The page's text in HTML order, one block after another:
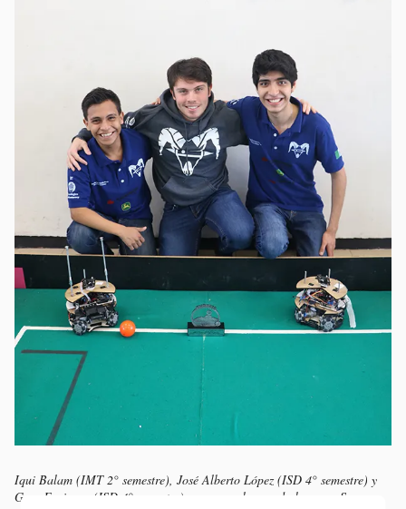
Iqui Balam (IMT 2° semestre), José Alberto López (ISD 4° semestre) y
Greg Espinosa (ISD 4° semestre), ganaron el segundo lugar en Soccer